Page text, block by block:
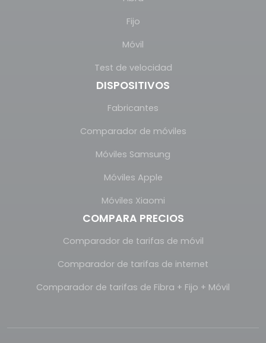
Fijo
Móvil
Test de velocidad
DISPOSITIVOS
Fabricantes
Comparador de móviles
Móviles Samsung
Móviles Apple
Móviles Xiaomi
COMPARA PRECIOS
Comparador de tarifas de móvil
Comparador de tarifas de internet
Comparador de tarifas de Fibra + Fijo + Móvil